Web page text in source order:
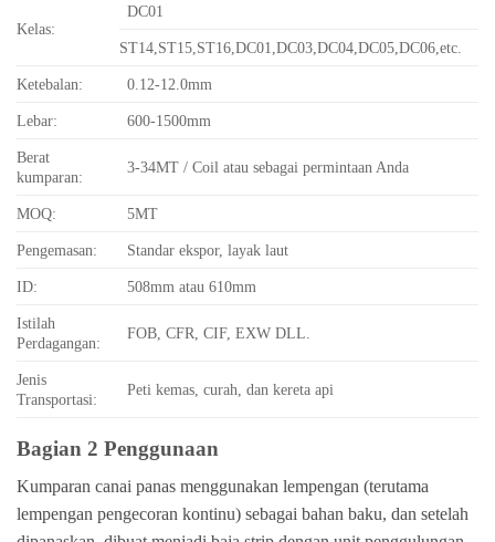
Kelas:
DC01
ST14,ST15,ST16,DC01,DC03,DC04,DC05,DC06,etc.
Ketebalan: 0.12-12.0mm
Lebar: 600-1500mm
Berat
kumparan:
3-34MT / Coil atau sebagai permintaan Anda
MOQ: 5MT
Pengemasan: Standar ekspor, layak laut
ID: 508mm atau 610mm
Istilah
Perdagangan:
FOB, CFR, CIF, EXW DLL.
Jenis
Transportasi:
Peti kemas, curah, dan kereta api
Bagian 2 Penggunaan
Kumparan canai panas menggunakan lempengan (terutama
lempengan pengecoran kontinu) sebagai bahan baku, dan setelah